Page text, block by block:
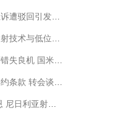
驳回引发争议
位进攻双线提升
位置竞争格局分析
谈判或现新转机
携高额年薪加盟